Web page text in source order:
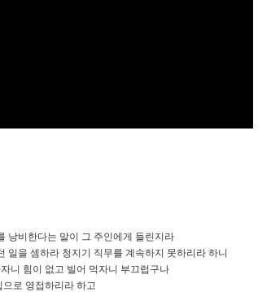
낭비한다는 말이 그 주인에게 들린지라
을 셈하라 청지기 직무를 계속하지 못하리라 하니
니 힘이 없고 빌어 먹자니 부끄럽구나
로 영접하리라 하고